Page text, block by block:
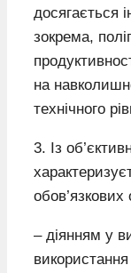
досягається
зокрема,
на
технічного
3. Із
обов’язкових
– діянням у
використання